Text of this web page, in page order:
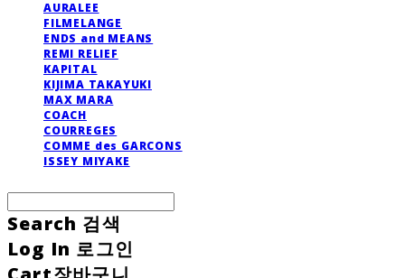
AURALEE
FILMELANGE
ENDS and MEANS
REMI RELIEF
KAPITAL
KIJIMA TAKAYUKI
MAX MARA
COACH
COURREGES
COMME des GARCONS
ISSEY MIYAKE
Search 검색
Log In 로그인